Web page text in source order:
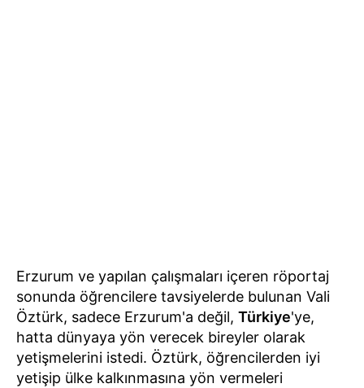
Erzurum ve yapılan çalışmaları içeren röportaj
sonunda öğrencilere tavsiyelerde bulunan Vali
Öztürk, sadece Erzurum'a değil, Türkiye'ye,
hatta dünyaya yön verecek bireyler olarak
yetişmelerini istedi. Öztürk, öğrencilerden iyi
yetişip ülke kalkınmasına yön vermeleri